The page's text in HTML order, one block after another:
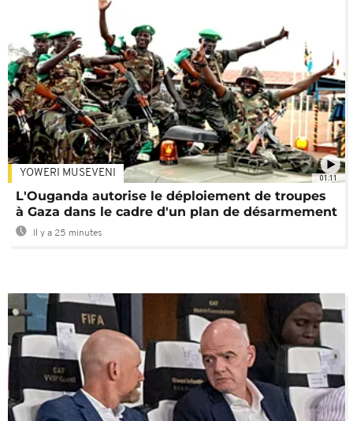
01:11
YOWERI MUSEVENI
L'Ouganda autorise le déploiement de troupes
à Gaza dans le cadre d'un plan de désarmement
Il y a 25 minutes